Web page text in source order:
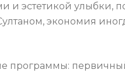
и эстетикой улыбки,
экономия
программы: